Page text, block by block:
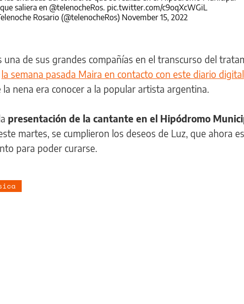
saliera en @telenocheRos. pic.twitter.com/c9oqXcWGiL
Rosario (@telenocheRos) November 15, 2022
una de sus grandes compañías en el transcurso del
la semana pasada Maira en contacto con este diario digital
nena era conocer a la popular artista argentina.
presentación de la cantante en el Hipódromo
martes, se cumplieron los deseos de Luz, que ahora
para poder curarse.